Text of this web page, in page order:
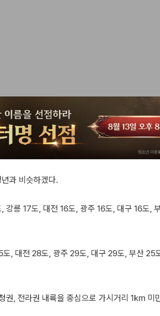
과 비슷하겠다.
릉 17도, 대전 16도, 광주 16도, 대구 16도,
, 대전 28도, 광주 29도, 대구 29도, 부산 25
권, 전라권 내륙을 중심으로 가시거리 1㎞ 미